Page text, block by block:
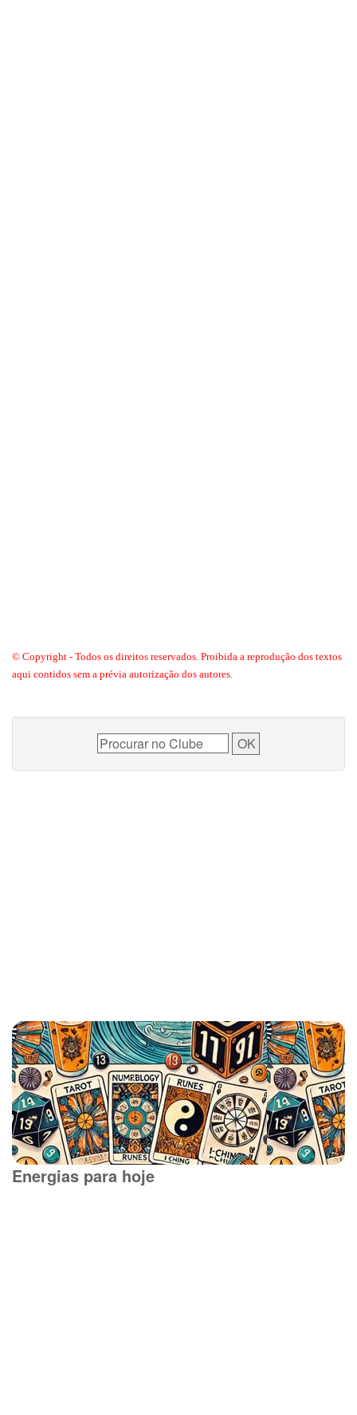
© Copyright - Todos os direitos reservados. Proibida a reprodução dos textos
aqui contidos sem a prévia autorização dos autores.
Energias para hoje